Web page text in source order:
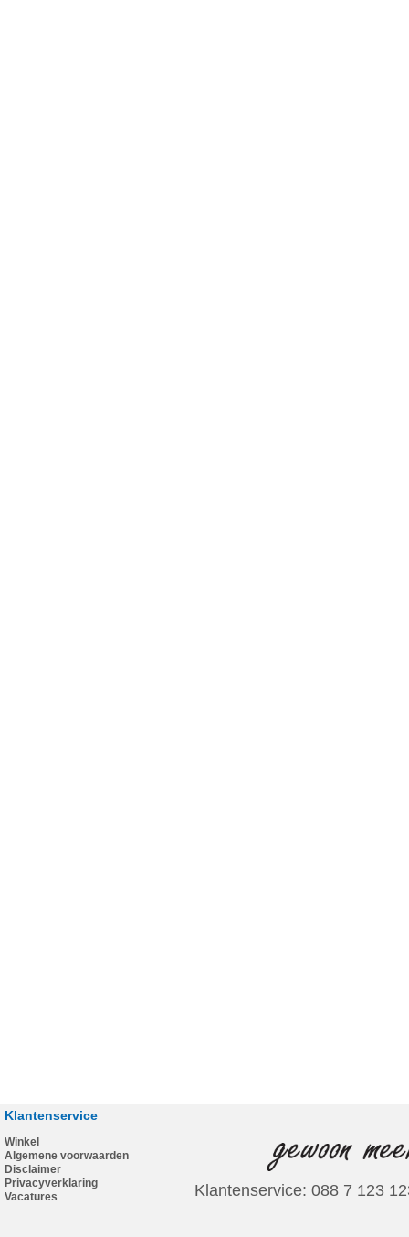
Klantenservice
Winkel
Algemene voorwaarden
Disclaimer
Privacyverklaring
Vacatures
Klantenservice: 088 7 123